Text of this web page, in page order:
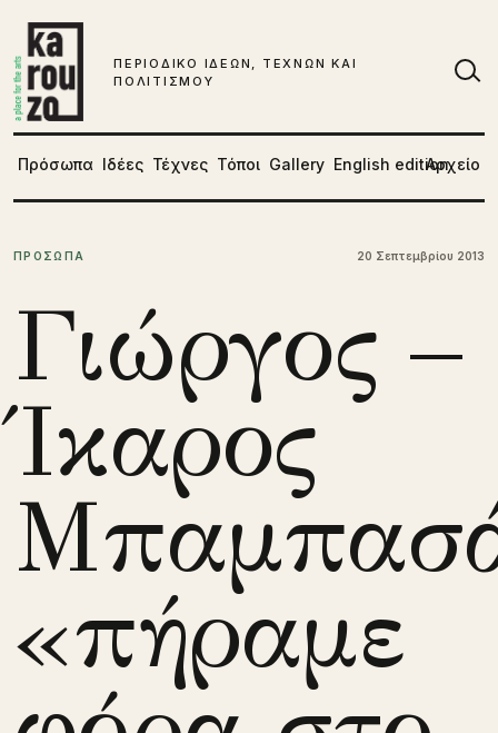
ΠΕΡΙΟΔΙΚΟ ΙΔΕΩΝ, ΤΕΧΝΩΝ ΚΑΙ
ΠΟΛΙΤΙΣΜΟΥ
Πρόσωπα Ιδέες Τέχνες Τόποι Gallery English editionΑρχείο
ΠΡΟΣΩΠΑ 20 Σεπτεμβρίου 2013
Γιώργος –
Ίκαρος
«πήραμε